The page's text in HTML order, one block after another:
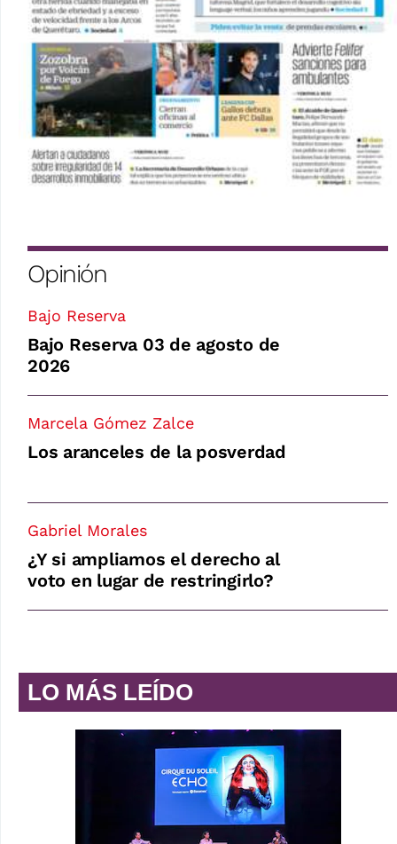
Opinión
Bajo Reserva
Bajo Reserva 03 de agosto de
2026
Marcela Gómez Zalce
Los aranceles de la posverdad
Gabriel Morales
¿Y si ampliamos el derecho al
voto en lugar de restringirlo?
LO MÁS LEÍDO